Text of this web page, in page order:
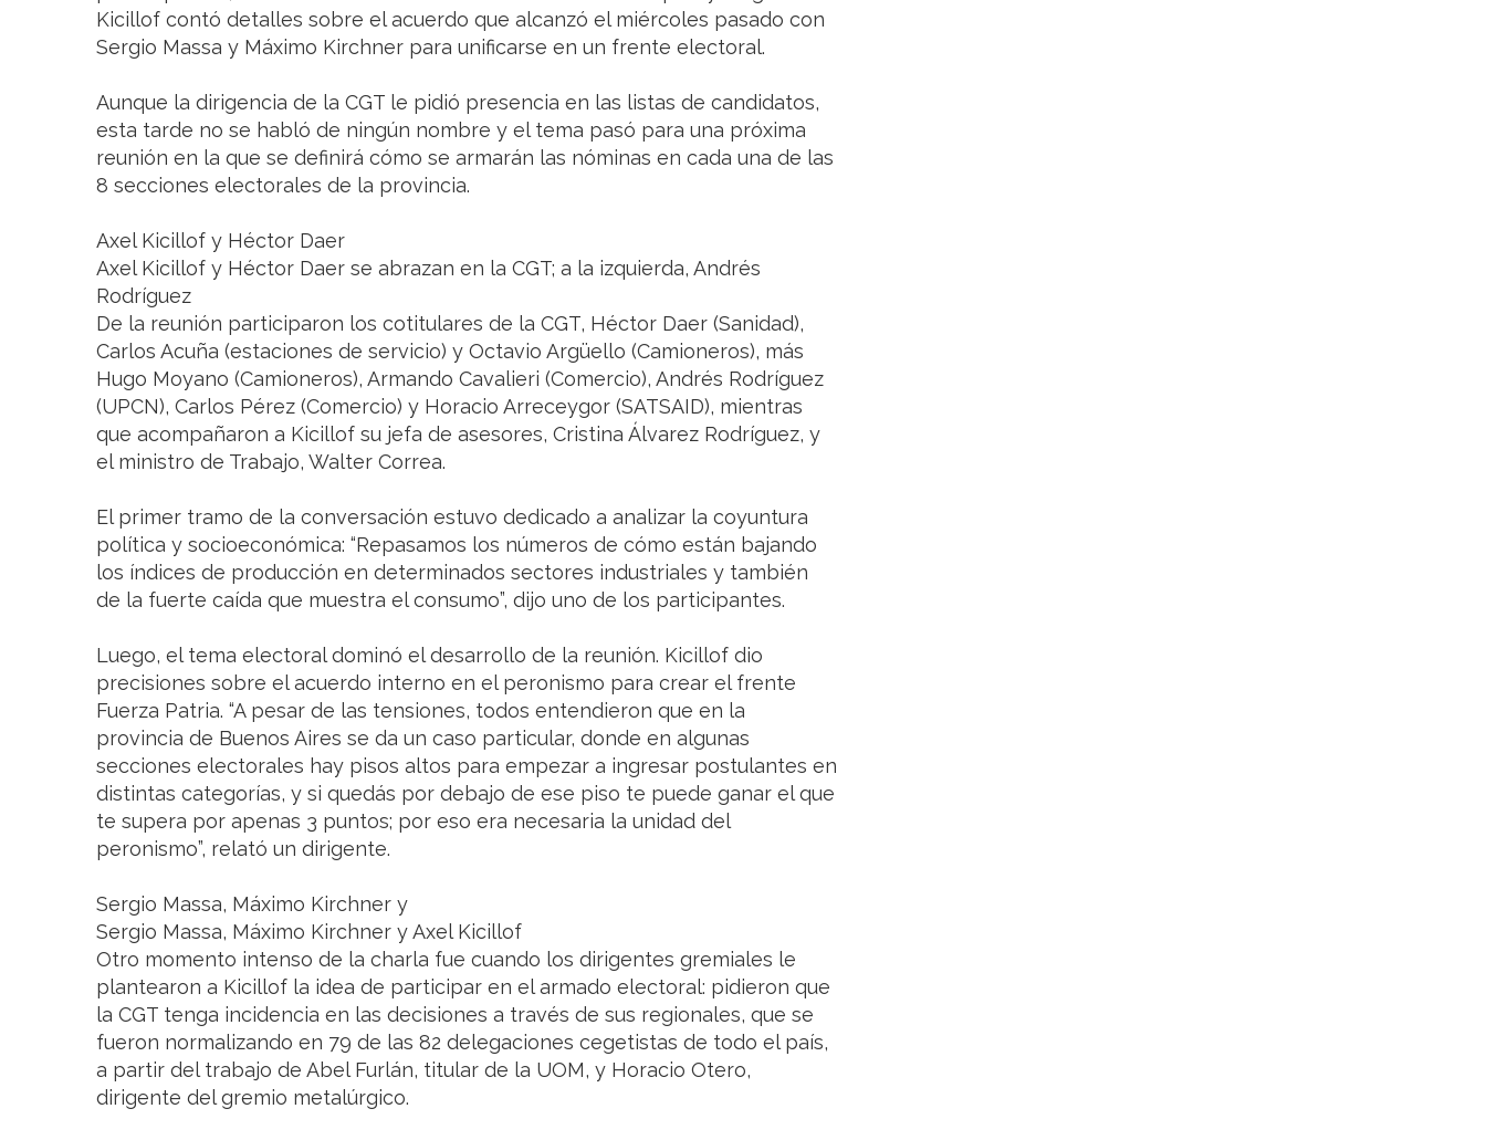
Kicillof contó detalles sobre el acuerdo que alcanzó el miércoles pasado con
Sergio Massa y Máximo Kirchner para unificarse en un frente electoral.
Aunque la dirigencia de la CGT le pidió presencia en las listas de candidatos,
esta tarde no se habló de ningún nombre y el tema pasó para una próxima
reunión en la que se definirá cómo se armarán las nóminas en cada una de las
8 secciones electorales de la provincia.
Axel Kicillof y Héctor Daer
Axel Kicillof y Héctor Daer se abrazan en la CGT; a la izquierda, Andrés
Rodríguez
De la reunión participaron los cotitulares de la CGT, Héctor Daer (Sanidad),
Carlos Acuña (estaciones de servicio) y Octavio Argüello (Camioneros), más
Hugo Moyano (Camioneros), Armando Cavalieri (Comercio), Andrés Rodríguez
(UPCN), Carlos Pérez (Comercio) y Horacio Arreceygor (SATSAID), mientras
que acompañaron a Kicillof su jefa de asesores, Cristina Álvarez Rodríguez, y
el ministro de Trabajo, Walter Correa.
El primer tramo de la conversación estuvo dedicado a analizar la coyuntura
política y socioeconómica: “Repasamos los números de cómo están bajando
los índices de producción en determinados sectores industriales y también
de la fuerte caída que muestra el consumo”, dijo uno de los participantes.
Luego, el tema electoral dominó el desarrollo de la reunión. Kicillof dio
precisiones sobre el acuerdo interno en el peronismo para crear el frente
Fuerza Patria. “A pesar de las tensiones, todos entendieron que en la
provincia de Buenos Aires se da un caso particular, donde en algunas
secciones electorales hay pisos altos para empezar a ingresar postulantes en
distintas categorías, y si quedás por debajo de ese piso te puede ganar el que
te supera por apenas 3 puntos; por eso era necesaria la unidad del
peronismo”, relató un dirigente.
Sergio Massa, Máximo Kirchner y
Sergio Massa, Máximo Kirchner y Axel Kicillof
Otro momento intenso de la charla fue cuando los dirigentes gremiales le
plantearon a Kicillof la idea de participar en el armado electoral: pidieron que
la CGT tenga incidencia en las decisiones a través de sus regionales, que se
fueron normalizando en 79 de las 82 delegaciones cegetistas de todo el país,
a partir del trabajo de Abel Furlán, titular de la UOM, y Horacio Otero,
dirigente del gremio metalúrgico.